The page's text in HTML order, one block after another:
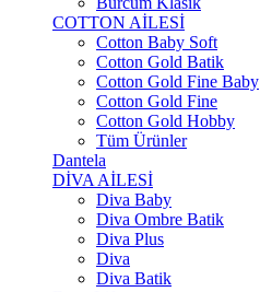
COTTON AİLESİ
Cotton Baby Soft
Cotton Gold Batik
Cotton Gold Fine Baby
Cotton Gold Fine
Cotton Gold Hobby
Tüm Ürünler
Dantela
DİVA AİLESİ
Diva Baby
Diva Ombre Batik
Diva Plus
Diva
Diva Batik